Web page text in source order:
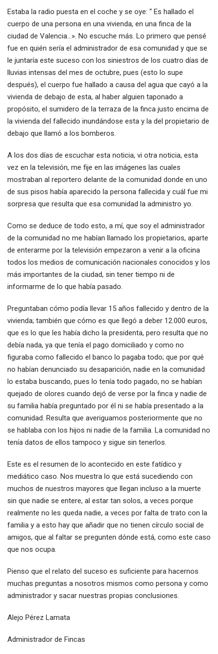
Estaba la radio puesta en el coche y se oye: “ Es hallado el
cuerpo de una persona en una vivienda, en una finca de la
ciudad de Valencia…». No escuche más. Lo primero que pensé
fue en quién sería el administrador de esa comunidad y que se
le juntaría este suceso con los siniestros de los cuatro días de
lluvias intensas del mes de octubre, pues (esto lo supe
después), el cuerpo fue hallado a causa del agua que cayó a la
vivienda de debajo de esta, al haber alguien taponado a
propósito, el sumidero de la terraza de la finca justo encima de
la vivienda del fallecido inundándose esta y la del propietario de
debajo que llamó a los bomberos.
A los dos días de escuchar esta noticia, vi otra noticia, esta
vez en la televisión, me fije en las imágenes las cuales
mostraban al reportero delante de la comunidad donde en uno
de sus pisos había aparecido la persona fallecida y cuál fue mi
sorpresa que resulta que esa comunidad la administro yo.
Como se deduce de todo esto, a mí, que soy el administrador
de la comunidad no me habían llamado los propietarios, aparte
de enterarme por la televisión empezaron a venir a la oficina
todos los medios de comunicación nacionales conocidos y los
más importantes de la ciudad, sin tener tiempo ni de
informarme de lo que había pasado.
Preguntaban cómo podía llevar 15 años fallecido y dentro de la
vivienda; también que cómo es que llegó a deber 12.000 euros,
que es lo que les había dicho la presidenta, pero resulta que no
debía nada, ya que tenía el pago domiciliado y como no
figuraba como fallecido el banco lo pagaba todo; que por qué
no habían denunciado su desaparición, nadie en la comunidad
lo estaba buscando, pues lo tenía todo pagado, no se habían
quejado de olores cuando dejó de verse por la finca y nadie de
su familia había preguntado por él ni se había presentado a la
comunidad. Resulta que averiguamos posteriormente que no
se hablaba con los hijos ni nadie de la familia. La comunidad no
tenía datos de ellos tampoco y sigue sin tenerlos.
Este es el resumen de lo acontecido en este fatídico y
mediático caso. Nos muestra lo que está sucediendo con
muchos de nuestros mayores que llegan incluso a la muerte
sin que nadie se entere, al estar tan solos, a veces porque
realmente no les queda nadie, a veces por falta de trato con la
familia y a esto hay que añadir que no tienen círculo social de
amigos, que al faltar se pregunten dónde está, como este caso
que nos ocupa.
Pienso que el relato del suceso es suficiente para hacernos
muchas preguntas a nosotros mismos como persona y como
administrador y sacar nuestras propias conclusiones.
Alejo Pérez Lamata
Administrador de Fincas